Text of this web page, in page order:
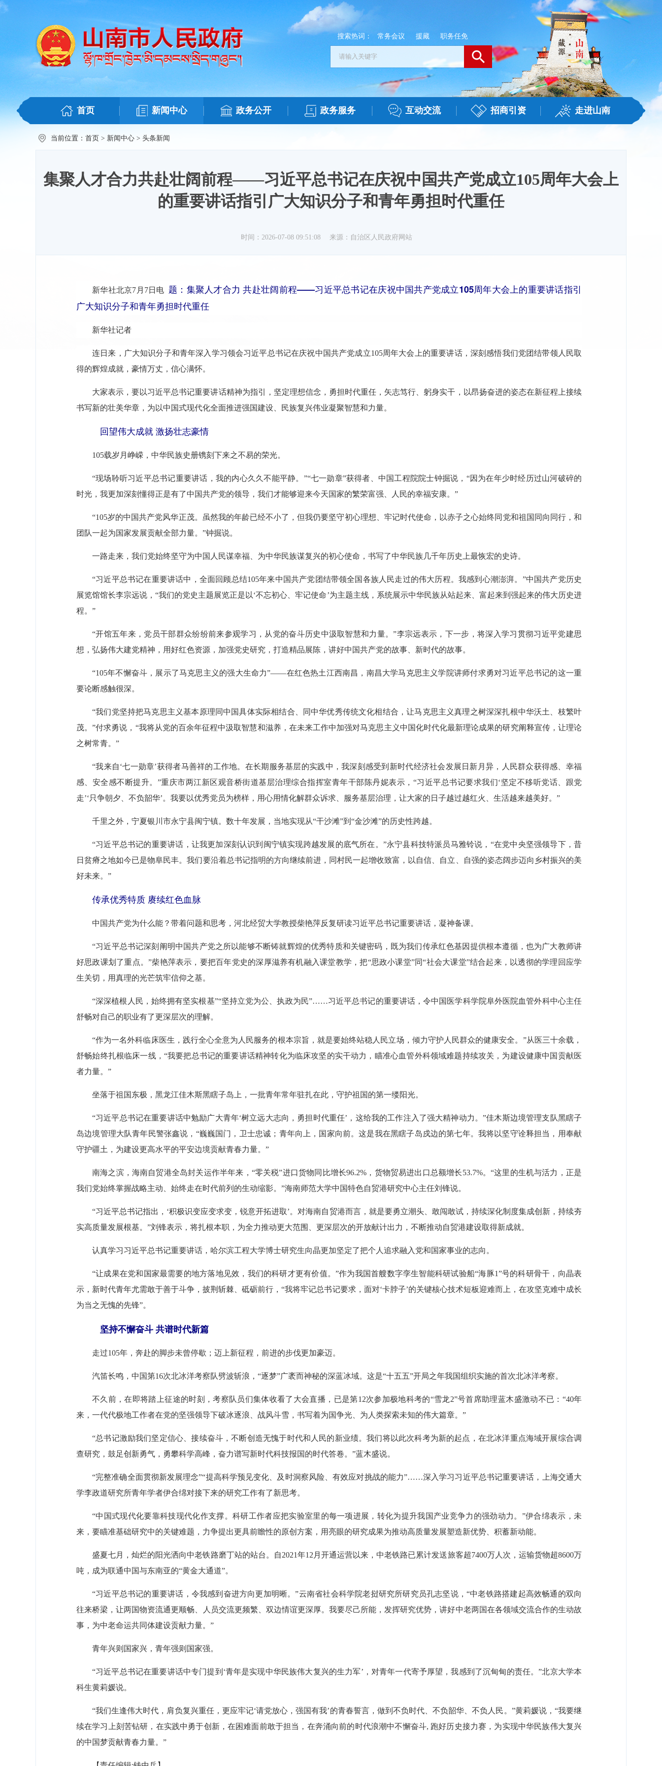
搜索热词： 常务会议 援藏 职务任免
首页 新闻中心 政务公开 政务服务 互动交流 招商引资 走进山南
当前位置： 首页 > 新闻中心 > 头条新闻
集聚人才合力共赴壮阔前程——习近平总书记在庆祝中国共产党成立105周年大会上
的重要讲话指引广大知识分子和青年勇担时代重任
时间：2026-07-08 09:51:08 来源：自治区人民政府网站
新华社北京7月7日电 题：集聚人才合力 共赴壮阔前程——习近平总书记在庆祝中国共产党成立105周年大会上的重要讲话指引
广大知识分子和青年勇担时代重任
新华社记者
连日来，广大知识分子和青年深入学习领会习近平总书记在庆祝中国共产党成立105周年大会上的重要讲话，深刻感悟我们党团结带领人民取
得的辉煌成就，豪情万丈，信心满怀。
大家表示，要以习近平总书记重要讲话精神为指引，坚定理想信念，勇担时代重任，矢志笃行、躬身实干，以昂扬奋进的姿态在新征程上接续
书写新的壮美华章，为以中国式现代化全面推进强国建设、民族复兴伟业凝聚智慧和力量。
回望伟大成就 激扬壮志豪情
105载岁月峥嵘，中华民族史册镌刻下来之不易的荣光。
“现场聆听习近平总书记重要讲话，我的内心久久不能平静。”“七一勋章”获得者、中国工程院院士钟掘说，“因为在年少时经历过山河破碎的
时光，我更加深刻懂得正是有了中国共产党的领导，我们才能够迎来今天国家的繁荣富强、人民的幸福安康。”
“105岁的中国共产党风华正茂。虽然我的年龄已经不小了，但我仍要坚守初心理想、牢记时代使命，以赤子之心始终同党和祖国同向同行，和
团队一起为国家发展贡献全部力量。”钟掘说。
一路走来，我们党始终坚守为中国人民谋幸福、为中华民族谋复兴的初心使命，书写了中华民族几千年历史上最恢宏的史诗。
“习近平总书记在重要讲话中，全面回顾总结105年来中国共产党团结带领全国各族人民走过的伟大历程。我感到心潮澎湃。”中国共产党历史
展览馆馆长李宗远说，“我们的党史主题展览正是以‘不忘初心、牢记使命’为主题主线，系统展示中华民族从站起来、富起来到强起来的伟大历史进
程。”
“开馆五年来，党员干部群众纷纷前来参观学习，从党的奋斗历史中汲取智慧和力量。”李宗远表示，下一步，将深入学习贯彻习近平党建思
想，弘扬伟大建党精神，用好红色资源，加强党史研究，打造精品展陈，讲好中国共产党的故事、新时代的故事。
“105年不懈奋斗，展示了马克思主义的强大生命力”——在红色热土江西南昌，南昌大学马克思主义学院讲师付求勇对习近平总书记的这一重
要论断感触很深。
“我们党坚持把马克思主义基本原理同中国具体实际相结合、同中华优秀传统文化相结合，让马克思主义真理之树深深扎根中华沃土、枝繁叶
茂。”付求勇说，“我将从党的百余年征程中汲取智慧和滋养，在未来工作中加强对马克思主义中国化时代化最新理论成果的研究阐释宣传，让理论
之树常青。”
“我来自‘七一勋章’获得者马善祥的工作地。在长期服务基层的实践中，我深刻感受到新时代经济社会发展日新月异，人民群众获得感、幸福
感、安全感不断提升。”重庆市两江新区观音桥街道基层治理综合指挥室青年干部陈丹妮表示，“习近平总书记要求我们‘坚定不移听党话、跟党
走’‘只争朝夕、不负韶华’。我要以优秀党员为榜样，用心用情化解群众诉求、服务基层治理，让大家的日子越过越红火、生活越来越美好。”
千里之外，宁夏银川市永宁县闽宁镇。数十年发展，当地实现从“干沙滩”到“金沙滩”的历史性跨越。
“习近平总书记的重要讲话，让我更加深刻认识到闽宁镇实现跨越发展的底气所在。”永宁县科技特派员马雅铃说，“在党中央坚强领导下，昔
日贫瘠之地如今已是物阜民丰。我们要沿着总书记指明的方向继续前进，同村民一起增收致富，以自信、自立、自强的姿态阔步迈向乡村振兴的美
好未来。”
传承优秀特质 赓续红色血脉
中国共产党为什么能？带着问题和思考，河北经贸大学教授柴艳萍反复研读习近平总书记重要讲话，凝神备课。
“习近平总书记深刻阐明中国共产党之所以能够不断铸就辉煌的优秀特质和关键密码，既为我们传承红色基因提供根本遵循，也为广大教师讲
好思政课划了重点。”柴艳萍表示，要把百年党史的深厚滋养有机融入课堂教学，把“思政小课堂”同“社会大课堂”结合起来，以透彻的学理回应学
生关切，用真理的光芒筑牢信仰之基。
“深深植根人民，始终拥有坚实根基”“坚持立党为公、执政为民”……习近平总书记的重要讲话，令中国医学科学院阜外医院血管外科中心主任
舒畅对自己的职业有了更深层次的理解。
“作为一名外科临床医生，践行全心全意为人民服务的根本宗旨，就是要始终站稳人民立场，倾力守护人民群众的健康安全。”从医三十余载，
舒畅始终扎根临床一线，“我要把总书记的重要讲话精神转化为临床攻坚的实干动力，瞄准心血管外科领域难题持续攻关，为建设健康中国贡献医
者力量。”
坐落于祖国东极，黑龙江佳木斯黑瞎子岛上，一批青年常年驻扎在此，守护祖国的第一缕阳光。
“习近平总书记在重要讲话中勉励广大青年‘树立远大志向，勇担时代重任’，这给我的工作注入了强大精神动力。”佳木斯边境管理支队黑瞎子
岛边境管理大队青年民警张鑫说，“巍巍国门，卫士忠诚；青年向上，国家向前。这是我在黑瞎子岛戍边的第七年。我将以坚守诠释担当，用奉献
守护疆土，为建设更高水平的平安边境贡献青春力量。”
南海之滨，海南自贸港全岛封关运作半年来，“零关税”进口货物同比增长96.2%，货物贸易进出口总额增长53.7%。“这里的生机与活力，正是
我们党始终掌握战略主动、始终走在时代前列的生动缩影。”海南师范大学中国特色自贸港研究中心主任刘锋说。
“习近平总书记指出，‘积极识变应变求变，锐意开拓进取’。对海南自贸港而言，就是要勇立潮头、敢闯敢试，持续深化制度集成创新，持续夯
实高质量发展根基。”刘锋表示，将扎根本职，为全力推动更大范围、更深层次的开放献计出力，不断推动自贸港建设取得新成就。
认真学习习近平总书记重要讲话，哈尔滨工程大学博士研究生向晶更加坚定了把个人追求融入党和国家事业的志向。
“让成果在党和国家最需要的地方落地见效，我们的科研才更有价值。”作为我国首艘数字孪生智能科研试验船“海豚1”号的科研骨干，向晶表
示，新时代青年尤需敢于善于斗争，披荆斩棘、砥砺前行，“我将牢记总书记要求，面对‘卡脖子’的关键核心技术短板迎难而上，在攻坚克难中成长
为当之无愧的先锋”。
坚持不懈奋斗 共谱时代新篇
走过105年，奔赴的脚步未曾停歇；迈上新征程，前进的步伐更加豪迈。
汽笛长鸣，中国第16次北冰洋考察队劈波斩浪，“逐梦”广袤而神秘的深蓝冰域。这是“十五五”开局之年我国组织实施的首次北冰洋考察。
不久前，在即将踏上征途的时刻，考察队员们集体收看了大会直播，已是第12次参加极地科考的“雪龙2”号首席助理蓝木盛激动不已：“40年
来，一代代极地工作者在党的坚强领导下破冰逐浪、战风斗雪，书写着为国争光、为人类探索未知的伟大篇章。”
“总书记激励我们坚定信心、接续奋斗，不断创造无愧于时代和人民的新业绩。我们将以此次科考为新的起点，在北冰洋重点海域开展综合调
查研究，鼓足创新勇气，勇攀科学高峰，奋力谱写新时代科技报国的时代答卷。”蓝木盛说。
“完整准确全面贯彻新发展理念”“提高科学预见变化、及时洞察风险、有效应对挑战的能力”……深入学习习近平总书记重要讲话，上海交通大
学李政道研究所青年学者伊合绵对接下来的研究工作有了新思考。
“中国式现代化要靠科技现代化作支撑。科研工作者应把实验室里的每一项进展，转化为提升我国产业竞争力的强劲动力。”伊合绵表示，未
来，要瞄准基础研究中的关键难题，力争提出更具前瞻性的原创方案，用亮眼的研究成果为推动高质量发展塑造新优势、积蓄新动能。
盛夏七月，灿烂的阳光洒向中老铁路磨丁站的站台。自2021年12月开通运营以来，中老铁路已累计发送旅客超7400万人次，运输货物超8600万
吨，成为联通中国与东南亚的“黄金大通道”。
“习近平总书记的重要讲话，令我感到奋进方向更加明晰。”云南省社会科学院老挝研究所研究员孔志坚说，“中老铁路搭建起高效畅通的双向
往来桥梁，让两国物资流通更顺畅、人员交流更频繁、双边情谊更深厚。我要尽己所能，发挥研究优势，讲好中老两国在各领域交流合作的生动故
事，为中老命运共同体建设贡献力量。”
青年兴则国家兴，青年强则国家强。
“习近平总书记在重要讲话中专门提到‘青年是实现中华民族伟大复兴的生力军’，对青年一代寄予厚望，我感到了沉甸甸的责任。”北京大学本
科生黄莉媛说。
“我们生逢伟大时代，肩负复兴重任，更应牢记‘请党放心，强国有我’的青春誓言，做到不负时代、不负韶华、不负人民。”黄莉媛说，“我要继
续在学习上刻苦钻研，在实践中勇于创新，在困难面前敢于担当，在奔涌向前的时代浪潮中不懈奋斗, 跑好历史接力赛，为实现中华民族伟大复兴
的中国梦贡献青春力量。”